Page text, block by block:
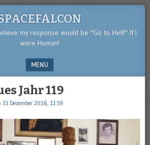
my response would be "Go to Hell!" If I
were Human!
MENU
Jahr 119
31 Dezember 2018, 11:59